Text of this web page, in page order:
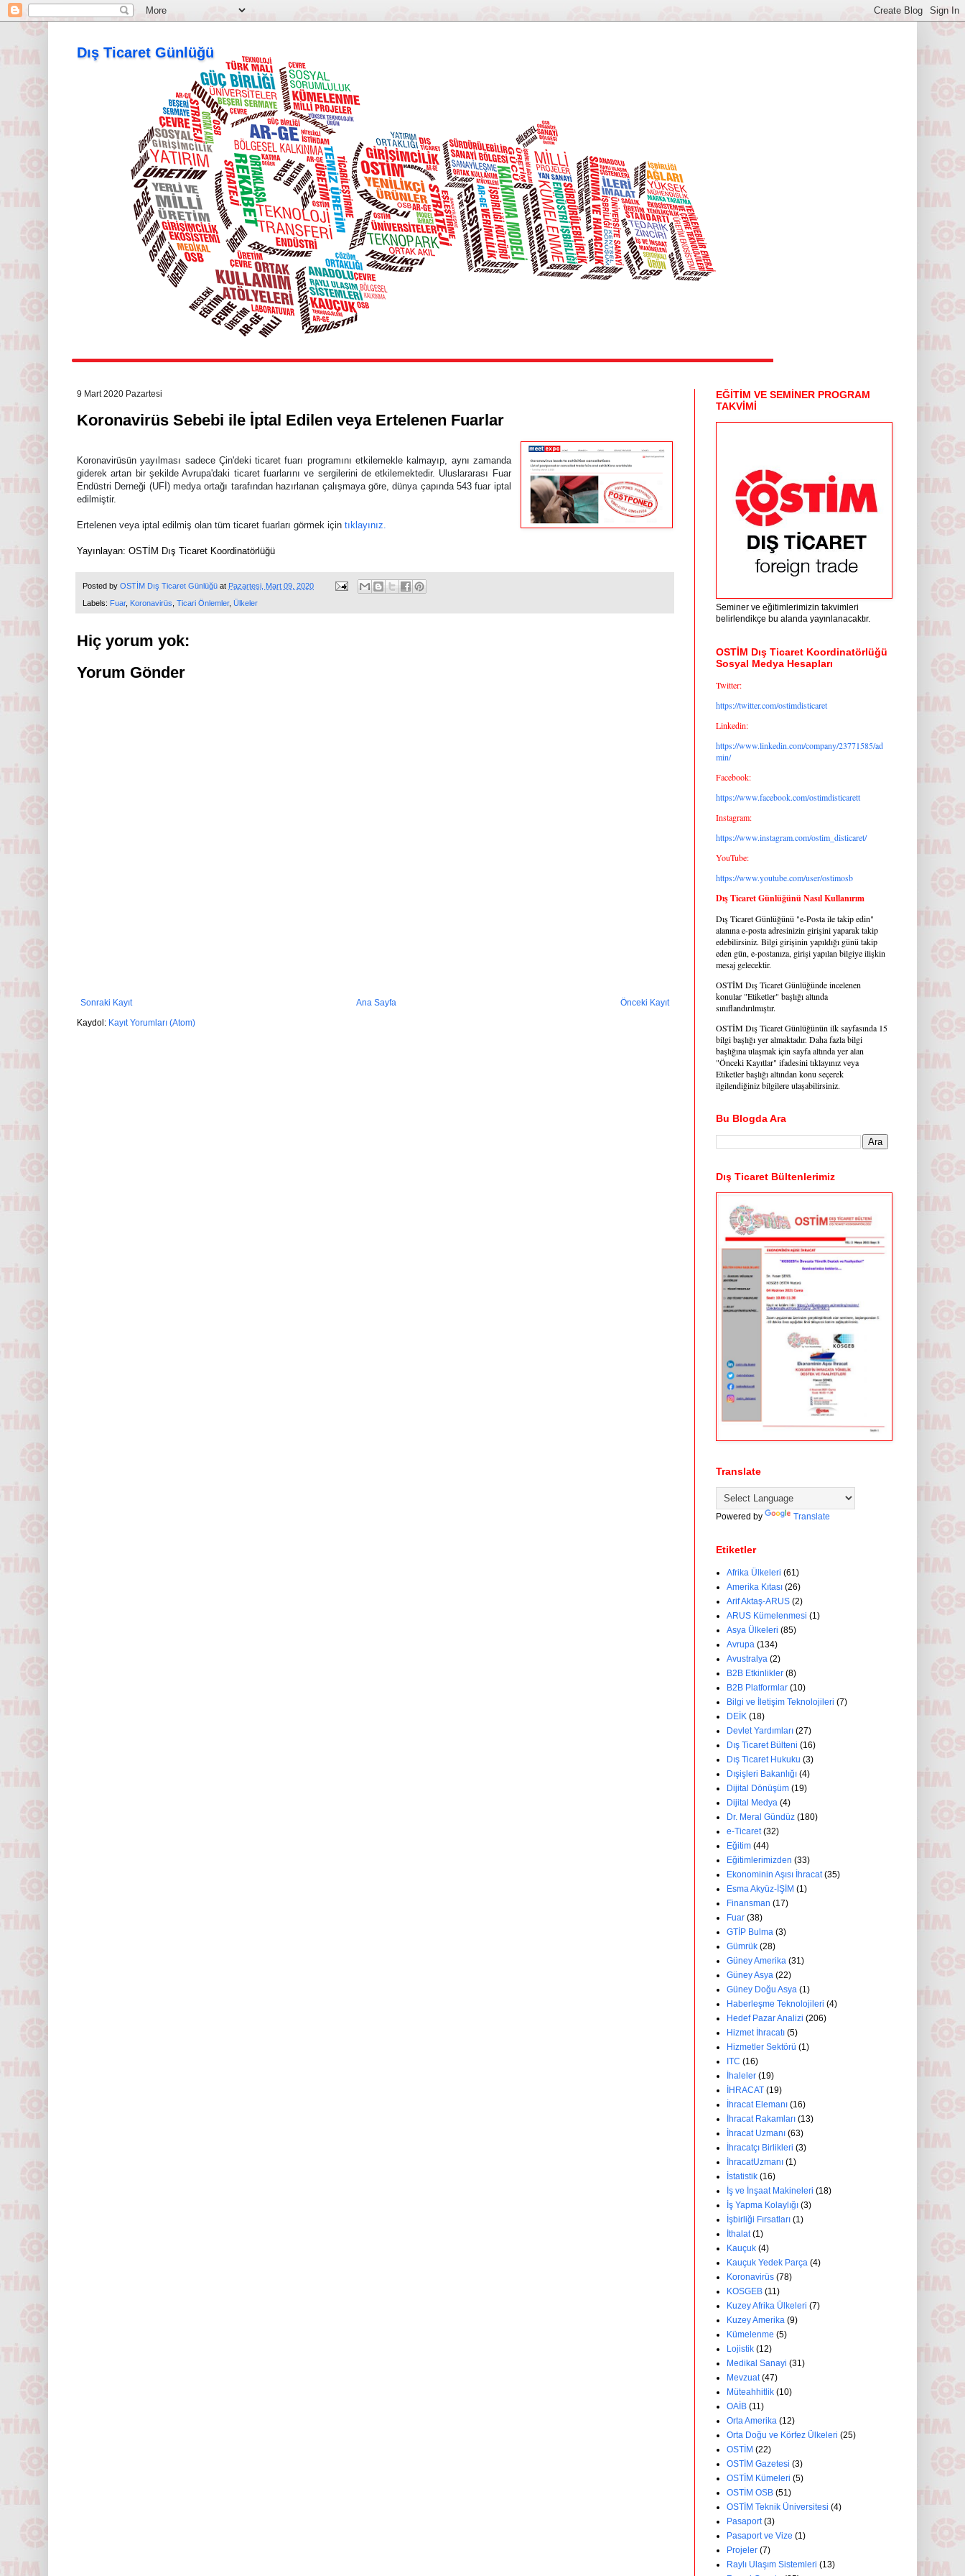
Dış Ticaret Günlüğü
9 Mart 2020 Pazartesi
Koronavirüs Sebebi ile İptal Edilen veya Ertelenen Fuarlar
Koronavirüsün yayılması sadece Çin'deki ticaret fuarı programını etkilemekle kalmayıp, aynı zamanda
giderek artan bir şekilde Avrupa'daki ticaret fuarlarını ve sergilerini de etkilemektedir. Uluslararası Fuar
Endüstri Derneği (UFİ) medya ortağı tarafından hazırlanan çalışmaya göre, dünya çapında 543 fuar iptal
edilmiştir.
Ertelenen veya iptal edilmiş olan tüm ticaret fuarları görmek için tıklayınız.
Yayınlayan: OSTİM Dış Ticaret Koordinatörlüğü
Posted by OSTİM Dış Ticaret Günlüğü at Pazartesi, Mart 09, 2020
Labels: Fuar, Koronavirüs Ticari Önlemler, Ülkeler
Hiç yorum yok:
Yorum Gönder
Sonraki Kayıt Önceki Kayıt
Ana Sayfa
Kaydol: Kayıt Yorumları (Atom)
EĞİTİM VE SEMİNER PROGRAM
TAKVİMİ
Seminer ve eğitimlerimizin takvimleri
belirlendikçe bu alanda yayınlanacaktır.
OSTİM Dış Ticaret Koordinatörlüğü
Sosyal Medya Hesapları
Twitter:
https://twitter.com/ostimdisticaret
Linkedin:
https://www.linkedin.com/company/23771585/ad
min/
Facebook:
https://www.facebook.com/ostimdisticarett
Instagram:
https://www.instagram.com/ostim_disticaret/
YouTube:
https://www.youtube.com/user/ostimosb
Dış Ticaret Günlüğünü Nasıl Kullanırım
Dış Ticaret Günlüğünü "e-Posta ile takip edin"
alanına e-posta adresinizin girişini yaparak takip
edebilirsiniz. Bilgi girişinin yapıldığı günü takip
eden gün, e-postanıza, girişi yapılan bilgiye ilişkin
mesaj gelecektir.
OSTİM Dış Ticaret Günlüğünde incelenen
konular "Etiketler" başlığı altında
sınıflandırılmıştır.
OSTİM Dış Ticaret Günlüğünün ilk sayfasında 15
bilgi başlığı yer almaktadır. Daha fazla bilgi
başlığına ulaşmak için sayfa altında yer alan
"Önceki Kayıtlar" ifadesini tıklayınız veya
Etiketler başlığı altından konu seçerek
ilgilendiğiniz bilgilere ulaşabilirsiniz.
Bu Blogda Ara
Dış Ticaret Bültenlerimiz
Translate
Powered by Translate
Etiketler
Afrika Ülkeleri (61)
Amerika Kıtası (26)
Arif Aktaş-ARUS (2)
ARUS Kümelenmesi (1)
Asya Ülkeleri (85)
Avrupa (134)
Avustralya (2)
B2B Etkinlikler (8)
B2B Platformlar (10)
Bilgi ve İletişim Teknolojileri (7)
DEİK (18)
Devlet Yardımları (27)
Dış Ticaret Bülteni (16)
Dış Ticaret Hukuku (3)
Dışişleri Bakanlığı (4)
Dijital Dönüşüm (19)
Dijital Medya (4)
Dr. Meral Gündüz (180)
e-Ticaret (32)
Eğitim (44)
Eğitimlerimizden (33)
Ekonominin Aşısı İhracat (35)
Esma Akyüz-İŞİM (1)
Finansman (17)
Fuar (38)
GTİP Bulma (3)
Gümrük (28)
Güney Amerika (31)
Güney Asya (22)
Güney Doğu Asya (1)
Haberleşme Teknolojileri (4)
Hedef Pazar Analizi (206)
Hizmet İhracatı (5)
Hizmetler Sektörü (1)
ITC (16)
İhaleler (19)
İHRACAT (19)
İhracat Elemanı (16)
İhracat Rakamları (13)
İhracat Uzmanı (63)
İhracatçı Birlikleri (3)
İhracatUzmanı (1)
İstatistik (16)
İş ve İnşaat Makineleri (18)
İş Yapma Kolaylığı (3)
İşbirliği Fırsatları (1)
İthalat (1)
Kauçuk (4)
Kauçuk Yedek Parça (4)
Koronavirüs (78)
KOSGEB (11)
Kuzey Afrika Ülkeleri (7)
Kuzey Amerika (9)
Kümelenme (5)
Lojistik (12)
Medikal Sanayi (31)
Mevzuat (47)
Müteahhitlik (10)
OAİB (11)
Orta Amerika (12)
Orta Doğu ve Körfez Ülkeleri (25)
OSTİM (22)
OSTİM Gazetesi (3)
OSTİM Kümeleri (5)
OSTİM OSB (51)
OSTİM Teknik Üniversitesi (4)
Pasaport (3)
Pasaport ve Vize (1)
Projeler (7)
Raylı Ulaşım Sistemleri (13)